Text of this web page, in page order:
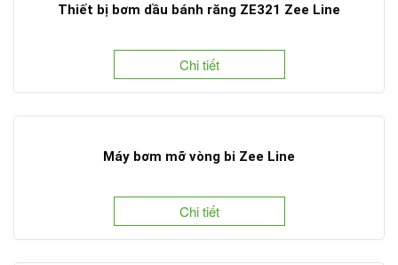
Thiết bị bơm dầu bánh răng ZE321 Zee Line
Chi tiết
Máy bơm mỡ vòng bi Zee Line
Chi tiết